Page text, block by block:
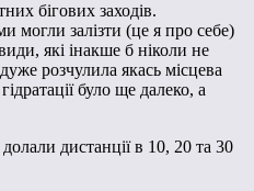
бігових заходів.
могли залізти (це я про себе)
які інакше б ніколи не
розчулила якась місцева
було ще далеко, а
дистанції в 10, 20 та 30